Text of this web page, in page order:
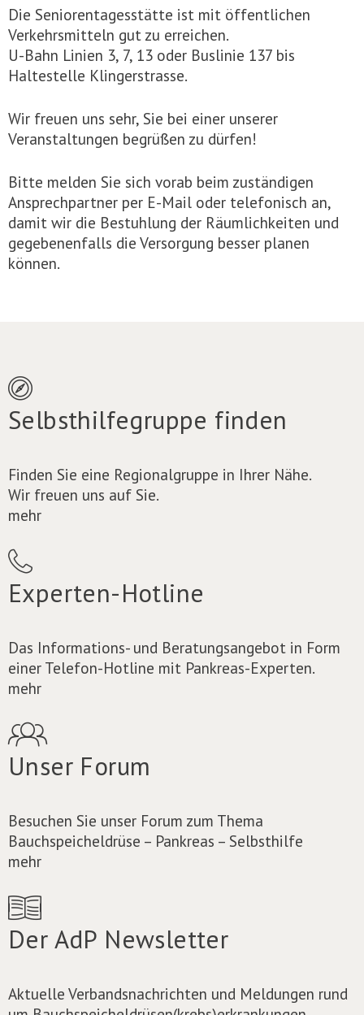
Die Seniorentagesstätte ist mit öffentlichen
Verkehrsmitteln gut zu erreichen.
U-Bahn Linien 3, 7, 13 oder Buslinie 137 bis
Haltestelle Klingerstrasse.
Wir freuen uns sehr, Sie bei einer unserer
Veranstaltungen begrüßen zu dürfen!
Bitte melden Sie sich vorab beim zuständigen
Ansprechpartner per E-Mail oder telefonisch an,
damit wir die Bestuhlung der Räumlichkeiten und
gegebenenfalls die Versorgung besser planen
können.
Selbsthilfegruppe finden
Finden Sie eine Regionalgruppe in Ihrer Nähe.
Wir freuen uns auf Sie.
mehr
Experten-Hotline
Das Informations- und Beratungsangebot in Form
einer Telefon-Hotline mit Pankreas-Experten.
mehr
Unser Forum
Besuchen Sie unser Forum zum Thema
Bauchspeicheldrüse – Pankreas – Selbsthilfe
mehr
Der AdP Newsletter
Aktuelle Verbandsnachrichten und Meldungen rund